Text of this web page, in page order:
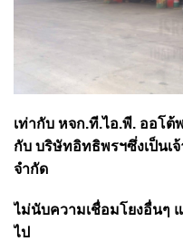
เท่ากับ หจก.ที.ไอ.พี. ออโ
กับ บริษัทอิทธิพรฯซึ่งเป็นเ
จำกัด
ไม่นับความเชื่อมโยงอื่นๆ
ไป